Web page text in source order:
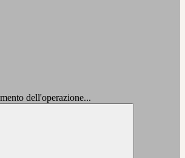
dell'operazione...